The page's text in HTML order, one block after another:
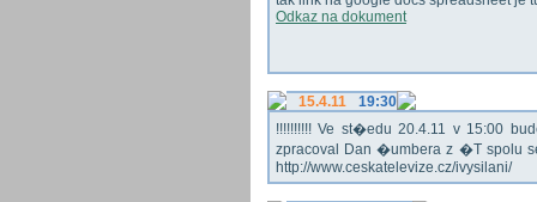
Odkaz na dokument
15.4.11
19:30
!!!!!!!!!! Ve st�edu 20.4.11 v 15:00
zpracoval Dan �umbera z �T spolu
http://www.ceskatelevize.cz/ivysilani/